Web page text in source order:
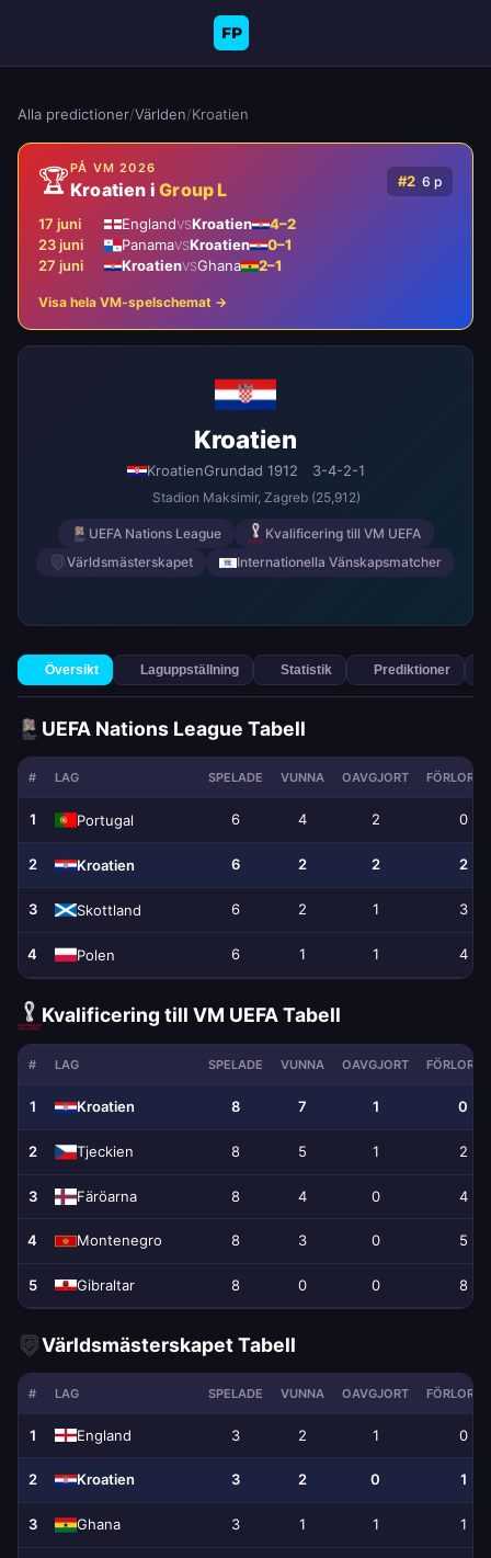
FP
Alla predictioner/Världen/Kroatien
🏆PÅ VM 2026
Kroatien iGroup L #2 6 p
17 juni EnglandVSKroatien
4–2
23 juni
PanamaVSKroatien
0–1
27 juni
KroatienVSGhana 2–1
Visa hela VM-spelschemat →
Kroatien
KroatienGrundad 1912 3-4-2-1
Stadion Maksimir, Zagreb(25,912)
UEFA Nations League
Kvalificering till VM UEFA
Världsmästerskapet
Internationella Vänskapsmatcher
Översikt Laguppställning Statistik Prediktioner
UEFA Nations League Tabell
# LAG SPELADE VUNNA OAVGJORT
1 Portugal 6 4 2 0
2 Kroatien 6 2 2 2
3 Skottland 6 2 1 3
4 Polen 6 1 1 4
Kvalificering till VM UEFA Tabell
# LAG SPELADE VUNNA OAVGJORT
1 Kroatien 8 7 1 0
2 Tjeckien 8 5 1 2
3 Färöarna 8 4 0 4
4 Montenegro 8 3 0 5
5 Gibraltar 8 0 0 8
Världsmästerskapet Tabell
# LAG SPELADE VUNNA OAVGJORT
1 England 3 2 1 0
2 Kroatien 3 2 0 1
3 Ghana 3 1 1 1